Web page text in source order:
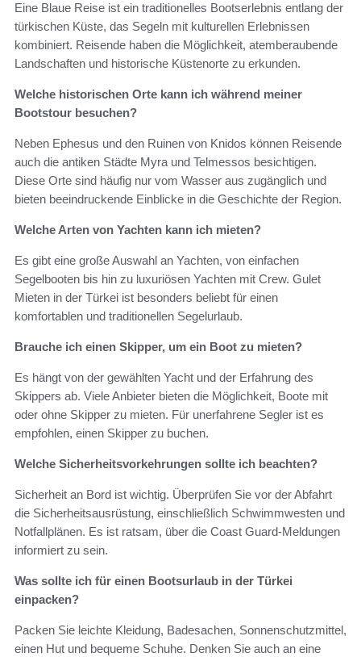
Eine Blaue Reise ist ein traditionelles Bootserlebnis entlang der
türkischen Küste, das Segeln mit kulturellen Erlebnissen
kombiniert. Reisende haben die Möglichkeit, atemberaubende
Landschaften und historische Küstenorte zu erkunden.
Welche historischen Orte kann ich während meiner
Bootstour besuchen?
Neben Ephesus und den Ruinen von Knidos können Reisende
auch die antiken Städte Myra und Telmessos besichtigen.
Diese Orte sind häufig nur vom Wasser aus zugänglich und
bieten beeindruckende Einblicke in die Geschichte der Region.
Welche Arten von Yachten kann ich mieten?
Es gibt eine große Auswahl an Yachten, von einfachen
Segelbooten bis hin zu luxuriösen Yachten mit Crew. Gulet
Mieten in der Türkei ist besonders beliebt für einen
komfortablen und traditionellen Segelurlaub.
Brauche ich einen Skipper, um ein Boot zu mieten?
Es hängt von der gewählten Yacht und der Erfahrung des
Skippers ab. Viele Anbieter bieten die Möglichkeit, Boote mit
oder ohne Skipper zu mieten. Für unerfahrene Segler ist es
empfohlen, einen Skipper zu buchen.
Welche Sicherheitsvorkehrungen sollte ich beachten?
Sicherheit an Bord ist wichtig. Überprüfen Sie vor der Abfahrt
die Sicherheitsausrüstung, einschließlich Schwimmwesten und
Notfallplänen. Es ist ratsam, über die Coast Guard-Meldungen
informiert zu sein.
Was sollte ich für einen Bootsurlaub in der Türkei
einpacken?
Packen Sie leichte Kleidung, Badesachen, Sonnenschutzmittel,
einen Hut und bequeme Schuhe. Denken Sie auch an eine